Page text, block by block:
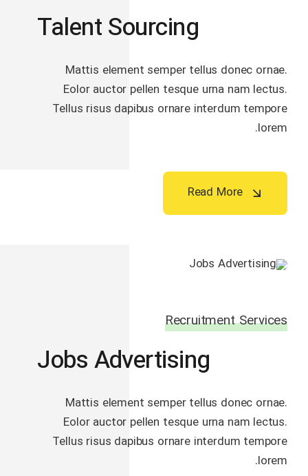
Talent Sourcing
Mattis element semper tellus donec ornae.
Eolor auctor pellen tesque urna nam lectus.
Tellus risus dapibus ornare interdum tempore
lorem.
Read More
Recruitment Services
Jobs Advertising
Mattis element semper tellus donec ornae.
Eolor auctor pellen tesque urna nam lectus.
Tellus risus dapibus ornare interdum tempore
lorem.